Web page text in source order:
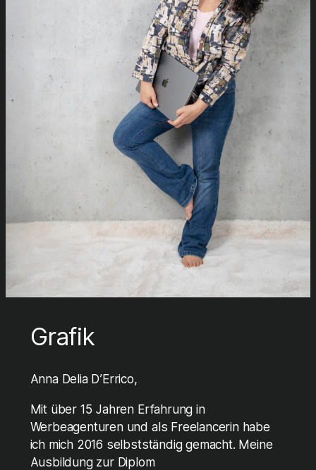
Grafik
Anna Delia D’Errico,
Mit über 15 Jahren Erfahrung in
Werbeagenturen und als Freelancerin habe
ich mich 2016 selbstständig gemacht. Meine
Ausbildung zur Diplom